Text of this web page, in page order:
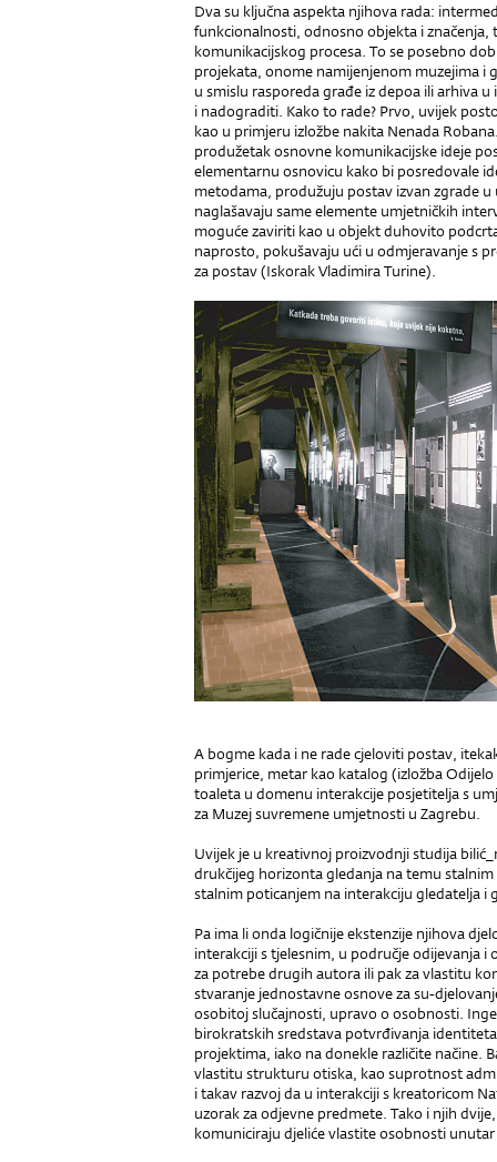
Dva su ključna aspekta njihova rada:
funkcionalnosti, odnosno objekta i značenja,
komunikacijskog procesa. To se posebno
projekata, onome namijenjenom muzejima i
u smislu rasporeda građe iz depoa ili arhiva
i nadograditi. Kako to rade? Prvo, uvijek
kao u primjeru izložbe nakita Nenada
produžetak osnovne komunikacijske ideje
elementarnu osnovicu kako bi posredovale
metodama, produžuju postav izvan zgrade
naglašavaju same elemente umjetničkih
moguće zaviriti kao u objekt duhovito
naprosto, pokušavaju ući u odmjeravanje s
za postav (Iskorak Vladimira Turine).
A bogme kada i ne rade cjeloviti postav,
primjerice, metar kao katalog (izložba
toaleta u domenu interakcije posjetitelja s
za Muzej suvremene umjetnosti u Zagrebu.
Uvijek je u kreativnoj proizvodnji studija
drukčijeg horizonta gledanja na temu
stalnim poticanjem na interakciju gledatelja i
Pa ima li onda logičnije ekstenzije njihova
interakciji s tjelesnim, u područje odijevanja
za potrebe drugih autora ili pak za vlastitu
stvaranje jednostavne osnove za su-
osobitoj slučajnosti, upravo o osobnosti.
birokratskih sredstava potvrđivanja
projektima, iako na donekle različite načine.
vlastitu strukturu otiska, kao suprotnost
i takav razvoj da u interakciji s kreatoricom
uzorak za odjevne predmete. Tako i njih
komuniciraju djeliće vlastite osobnosti